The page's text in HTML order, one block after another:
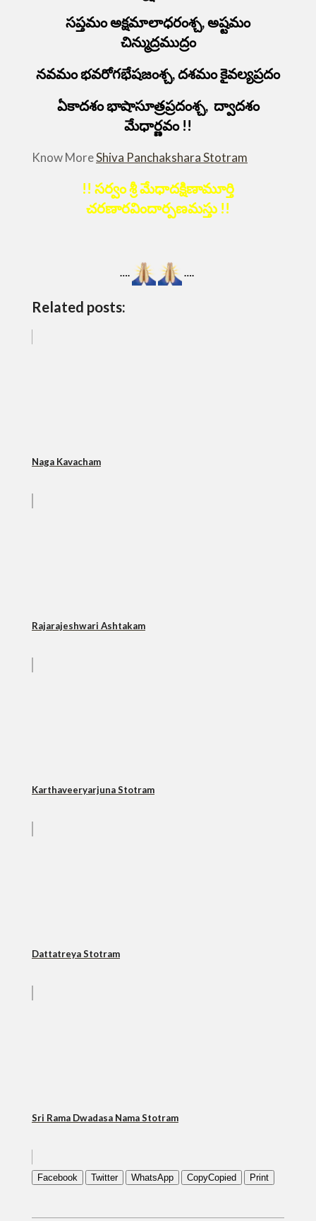
సప్తమం అక్షమాలాధరంశ్చ, అష్టమం
చిన్ముద్రముద్రం
నవమం భవరోగభేషజంశ్చ, దశమం కైవల్యప్రదం
ఏకాదశం భాషాసూత్రప్రదంశ్చ, ద్వాదశం
మేధార్ణవం !!
Know MoreShiva Panchakshara Stotram
!! సర్వం శ్రీ మేధాదక్షిణామూర్తి
చరణారవిందార్పణమస్తు !!
…. ….
Related posts:
Naga Kavacham
Rajarajeshwari Ashtakam
Karthaveeryarjuna Stotram
Dattatreya Stotram
Sri Rama Dwadasa Nama Stotram
Facebook Twitter WhatsApp CopyCopied Print